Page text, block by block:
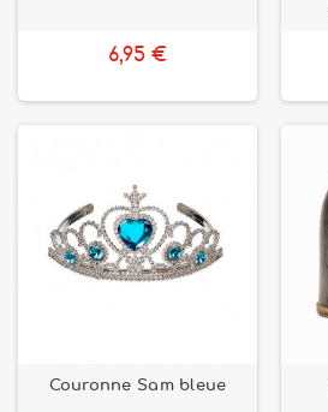
6,95 €
Couronne Sam bleue